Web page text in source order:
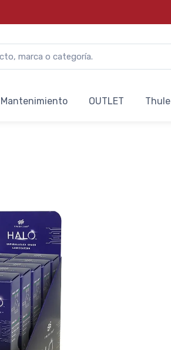
Mantenimiento OUTLET Thule